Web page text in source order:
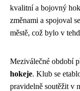
kvalitní a bojovný
změnami a spojoval
městě, což bylo v
Meziválečné období
hokeje. Klub se
pravidelně soutěžit v